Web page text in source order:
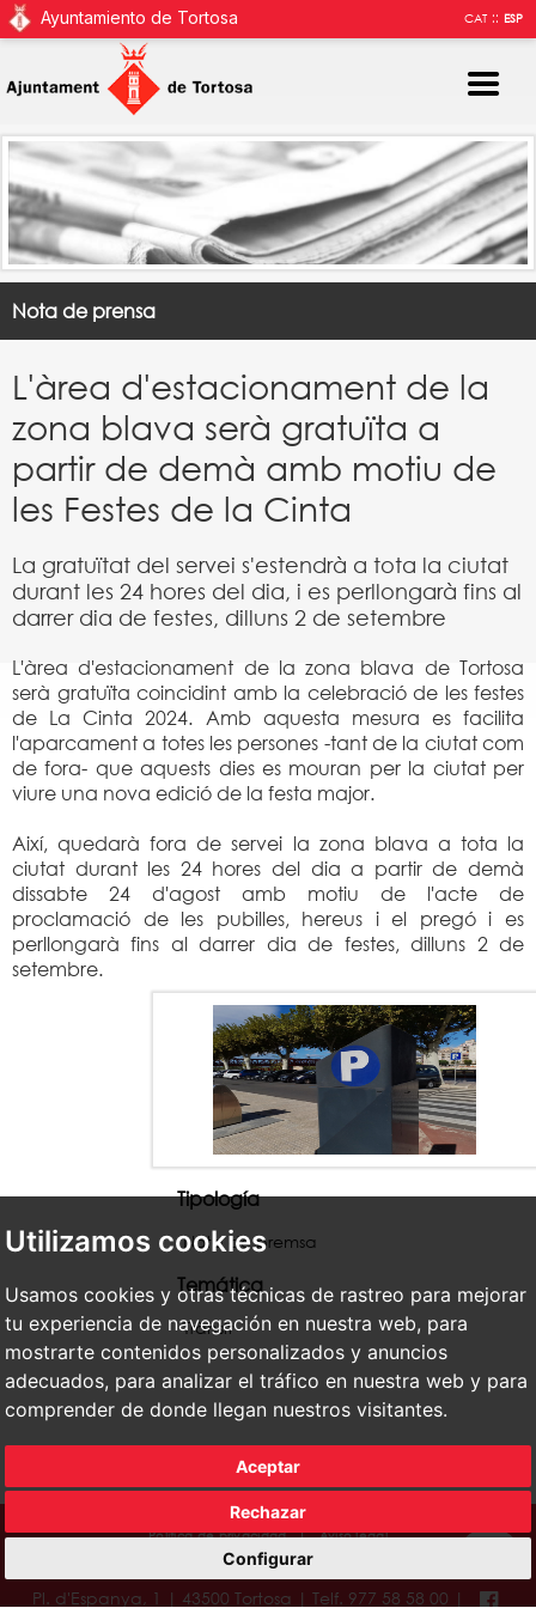
Utilizamos cookies
Usamos cookies y otras técnicas de rastreo para mejorar
tu experiencia de navegación en nuestra web, para
mostrarte contenidos personalizados y anuncios
adecuados, para analizar el tráfico en nuestra web y para
comprender de donde llegan nuestros visitantes.
Aceptar
Rechazar
Configurar
Ayuntamiento de Tortosa CAT::ESP
Nota de prensa
L'àrea d'estacionament de la
zona blava serà gratuïta a
partir de demà amb motiu de
les Festes de la Cinta
La gratuïtat del servei s'estendrà a tota la ciutat
durant les 24 hores del dia, i es perllongarà fins al
darrer dia de festes, dilluns 2 de setembre
L'àrea d'estacionament de la zona blava de Tortosa
serà gratuïta coincidint amb la celebració de les festes
de La Cinta 2024. Amb aquesta mesura es facilita
l'aparcament a totes les persones -tant de la ciutat com
de fora- que aquests dies es mouran per la ciutat per
viure una nova edició de la festa major.
Així, quedarà fora de servei la zona blava a tota la
ciutat durant les 24 hores del dia a partir de demà
dissabte 24 d'agost amb motiu de l'acte de
proclamació de les pubilles, hereus i el pregó i es
perllongarà fins al darrer dia de festes, dilluns 2 de
setembre.
Tipología
Nota de premsa
Temática
Trànsit
Política de privacidad|Aviso legal
© Ayuntamiento de Tortosa
Pl. d'Espanya, 1 | 43500 Tortosa | Telf. 977 58 58 00 |